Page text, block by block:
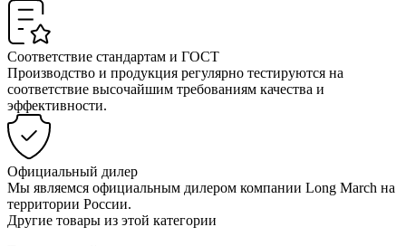
Соответствие стандартам и ГОСТ
Производство и продукция регулярно тестируются на
соответствие высочайшим требованиям качества и
эффективности.
Официальный дилер
Мы являемся официальным дилером компании Long March на
территории России.
Другие товары из этой категории